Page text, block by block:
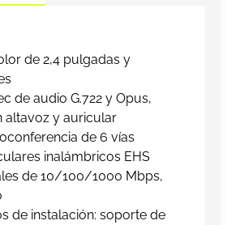
de 2,4 pulgadas y
de audio G.722 y Opus,
altavoz y auricular
de 6 vías
inalámbricos EHS
de 10/100/1000 Mbps,
de instalación: soporte de